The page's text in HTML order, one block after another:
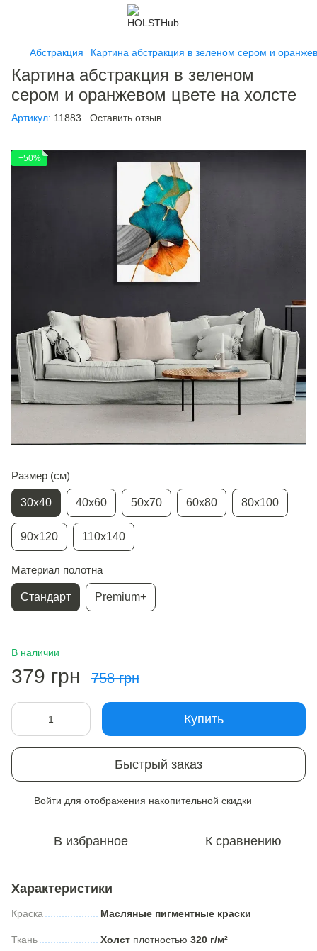
Абстракция Картина абстракция в зеленом сером и
Картина абстракция в зеленом
сером и оранжевом цвете на холсте
Артикул: 11883 Оставить отзыв
−50%
Размер (см)
30х40 40х60 50х70 60х80 80х100
90х120 110х140
Материал полотна
Стандарт Premium+
В наличии
379 грн 758 грн
Купить
Быстрый заказ
Войти для отображения накопительной скидки
В избранное К сравнению
Характеристики
Краска Масляные пигментные краски
Ткань Холст плотностью 320 г/м²